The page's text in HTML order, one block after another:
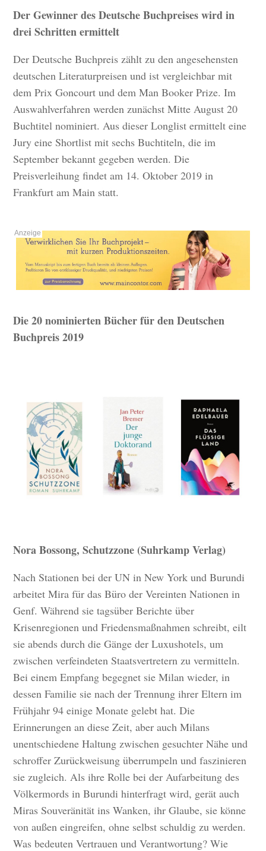
Der Gewinner des Deutsche Buchpreises wird in
drei Schritten ermittelt
Der Deutsche Buchpreis zählt zu den angesehensten
deutschen Literaturpreisen und ist vergleichbar mit
dem Prix Goncourt und dem Man Booker Prize. Im
Auswahlverfahren werden zunächst Mitte August 20
Buchtitel nominiert. Aus dieser Longlist ermittelt eine
Jury eine Shortlist mit sechs Buchtiteln, die im
September bekannt gegeben werden. Die
Preisverleihung findet am 14. Oktober 2019 in
Frankfurt am Main statt.
Die 20 nominierten Bücher für den Deutschen
Buchpreis 2019
Nora Bossong, Schutzzone (Suhrkamp Verlag)
Nach Stationen bei der UN in New York und Burundi
arbeitet Mira für das Büro der Vereinten Nationen in
Genf. Während sie tagsüber Berichte über
Krisenregionen und Friedensmaßnahmen schreibt, eilt
sie abends durch die Gänge der Luxushotels, um
zwischen verfeindeten Staatsvertretern zu vermitteln.
Bei einem Empfang begegnet sie Milan wieder, in
dessen Familie sie nach der Trennung ihrer Eltern im
Frühjahr 94 einige Monate gelebt hat. Die
Erinnerungen an diese Zeit, aber auch Milans
unentschiedene Haltung zwischen gesuchter Nähe und
schroffer Zurückweisung überrumpeln und faszinieren
sie zugleich. Als ihre Rolle bei der Aufarbeitung des
Völkermords in Burundi hinterfragt wird, gerät auch
Miras Souveränität ins Wanken, ihr Glaube, sie könne
von außen eingreifen, ohne selbst schuldig zu werden.
Was bedeuten Vertrauen und Verantwortung? Wie